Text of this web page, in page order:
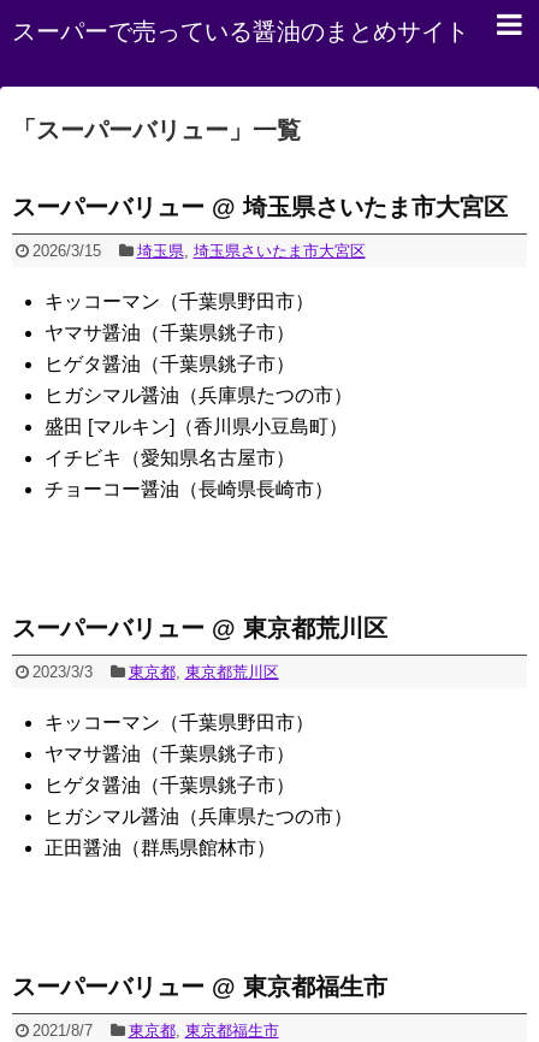
スーパーで売っている醤油のまとめサイト
「 スーパーバリュー 」 一覧
スーパーバリュー @ 埼玉県さいたま市大宮区
2026/3/15 埼玉県, 埼玉県さいたま市大宮区
キッコーマン（千葉県野田市）
ヤマサ醤油（千葉県銚子市）
ヒゲタ醤油（千葉県銚子市）
ヒガシマル醤油（兵庫県たつの市）
盛田 [マルキン]（香川県小豆島町）
イチビキ（愛知県名古屋市）
チョーコー醤油（長崎県長崎市）
スーパーバリュー @ 東京都荒川区
2023/3/3 東京都, 東京都荒川区
キッコーマン（千葉県野田市）
ヤマサ醤油（千葉県銚子市）
ヒゲタ醤油（千葉県銚子市）
ヒガシマル醤油（兵庫県たつの市）
正田醤油（群馬県館林市）
スーパーバリュー @ 東京都福生市
2021/8/7 東京都, 東京都福生市